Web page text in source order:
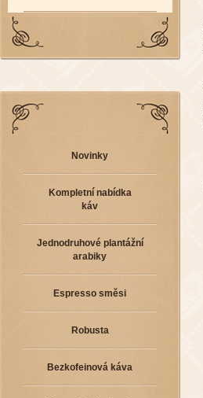
Novinky
Kompletní nabídka
káv
Jednodruhové plantážní
arabiky
Espresso směsi
Robusta
Bezkofeinová káva